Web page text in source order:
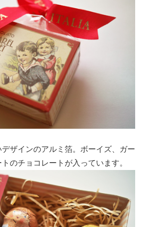
ザインのアルミ箔。ボーイズ、ガー
のチョコレートが入っています。